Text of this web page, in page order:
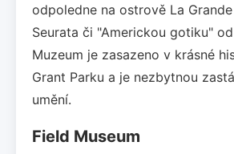
odpoledne na ostrově La
Seurata či "Americkou gotiku"
Muzeum je zasazeno v krásné
Grant Parku a je nezbytnou
umění.
Field Museum